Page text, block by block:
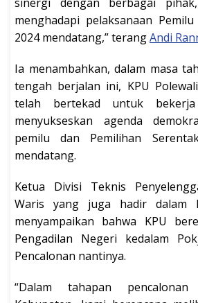
menghadapi pelaksanaan
2024 mendatang,” terangAndi
Ia menambahkan, dalam masa
tengah berjalan ini, KPU
telah bertekad untuk
menyukseskan agenda
pemilu dan Pemilihan
mendatang.
Ketua Divisi Teknis
Waris yang juga hadir dalam
menyampaikan bahwa KPU
Pengadilan Negeri kedalam
Pencalonan nantinya.
“Dalam tahapan